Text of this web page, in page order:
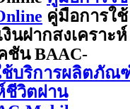
คู่มือการใช้
นฝากสงเคราะห์
ชัน BAAC-
ช้บริการผลิตภัณ
ชีวิตผ่าน